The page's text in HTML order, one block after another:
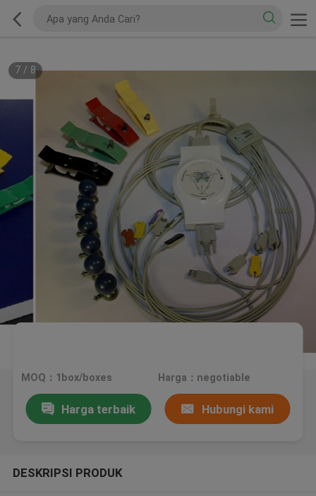
7/ 8
MOQ：1box/boxes Harga：negotiable
Harga terbaik Hubungi kami
DESKRIPSI PRODUK